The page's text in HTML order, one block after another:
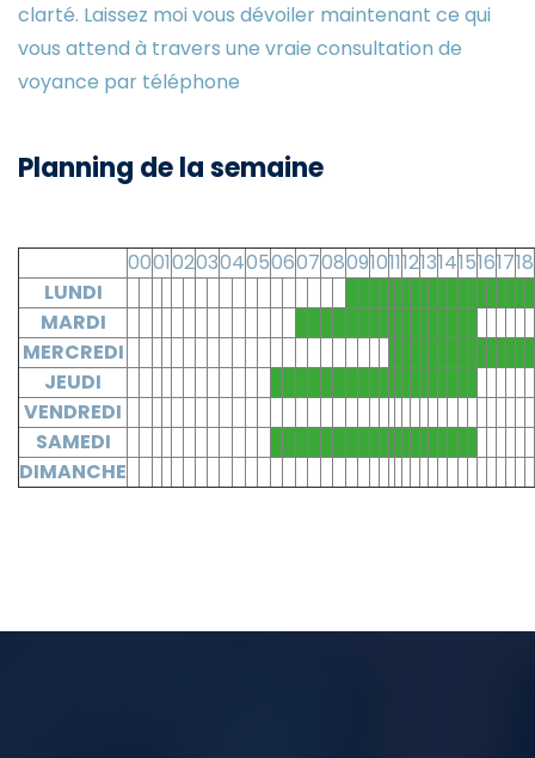
clarté. Laissez moi vous dévoiler maintenant ce qui
vous attend à travers une vraie consultation de
voyance par téléphone
Planning de la semaine
00010203040506070809101112131415161718
LUNDI
MARDI
MERCREDI
JEUDI
VENDREDI
SAMEDI
DIMANCHE